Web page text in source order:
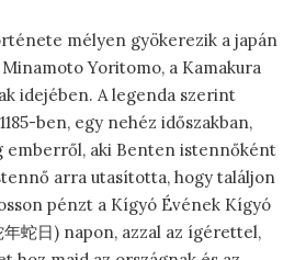
mélyen gyökerezik a japán
Yoritomo, a Kamakura
idejében. A legenda szerint
ben, egy nehéz időszakban,
emberről, aki Benten istennőként
arra utasította, hogy találjon
pénzt a Kígyó Évének Kígyó
蛇日) napon, azzal az ígérettel,